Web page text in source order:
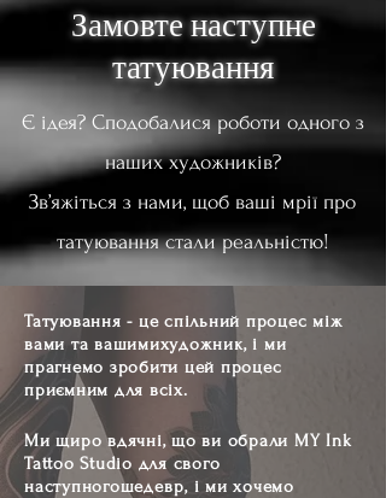
Замовте наступне
татуювання
Є ідея? Сподобалися роботи одного з
наших художників?
Зв’яжіться з нами, щоб ваші мрії про
татуювання стали реальністю!
Татуювання - це спільний процес між
вами та вашимихудожник,і ми
прагнемо зробити цей процес
приємним для всіх.
Ми щиро вдячні, що ви обрали MY Ink
Tattoo Studio для свого
наступногошедевр,і ми хочемо